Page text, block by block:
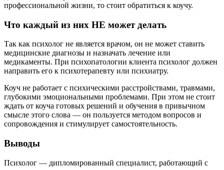
профессиональной жизни, то стоит обратиться к коучу.
Что каждый из них НЕ может делать
Так как психолог не является врачом, он не может ставить
медицинские диагнозы и назначать лечение или
медикаменты. При психопатологии клиента психолог должен
направить его к психотерапевту или психиатру.
Коуч не работает с психическими расстройствами, травмами,
глубокими эмоциональными проблемами. При этом не стоит
ждать от коуча готовых решений и обучения в привычном
смысле этого слова — он пользуется методом вопросов и
сопровождения и стимулирует самостоятельность.
Выводы
Психолог — дипломированный специалист, работающий с